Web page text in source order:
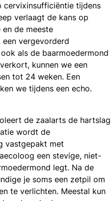
cervixinsufficiëntie tijdens
verlaagt de kans op
de meeste
vergevorderd
als de baarmoedermond
kunnen we een
tot 24 weken. Een
we tijdens een echo.
de zaalarts de hartslag
wordt de
vastgepakt met
een stevige, niet-
legt. Na de
je soms een zetpil om
te verlichten. Meestal kun